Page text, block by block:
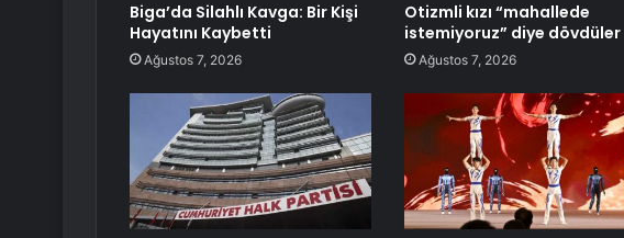
Biga’da Silahlı Kavga: Bir Kişi
Hayatını Kaybetti
Ağustos 7, 2026
Otizmli kızı “mahallede
istemiyoruz” diye dövdüler
Ağustos 7, 2026